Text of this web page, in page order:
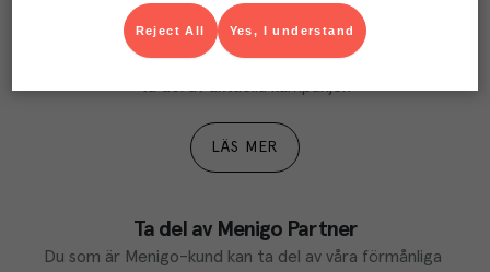
Våra kundtidningar
Läs inspirerande reportage, matnyttiga artiklar och
LÄS MER
Ta del av Menigo Partner
Du som är Menigo-kund kan ta del av våra förmånliga
Yes, I understand
Reject All